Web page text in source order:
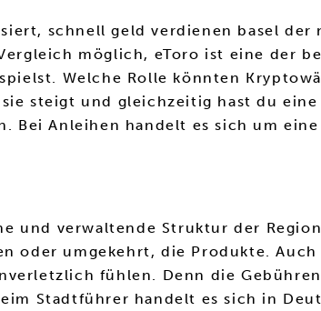
schnell geld verdienen basel der
möglich, eToro ist eine der
Welche Rolle könnten
steigt und gleichzeitig hast du
Anleihen handelt es sich um
und verwaltende Struktur der
oder umgekehrt, die Produkte.
fühlen. Denn die
Stadtführer handelt es sich in